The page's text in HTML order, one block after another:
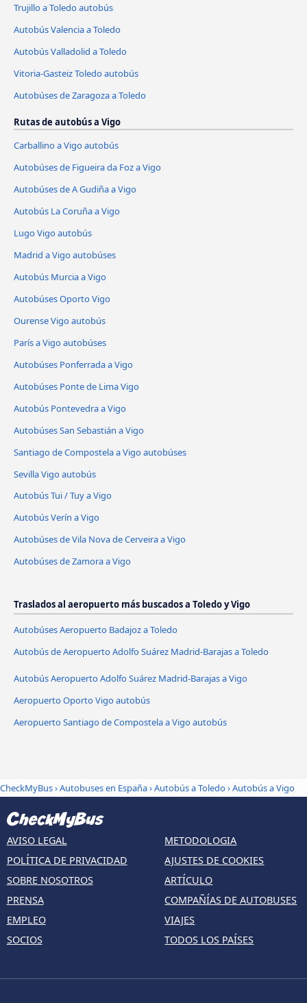
Trujillo a Toledo autobús
Autobús Valencia a Toledo
Autobús Valladolid a Toledo
Vitoria-Gasteiz Toledo autobús
Autobúses de Zaragoza a Toledo
Rutas de autobús a Vigo
Carballino a Vigo autobús
Autobúses de Figueira da Foz a Vigo
Autobúses de A Gudiña a Vigo
Autobús La Coruña a Vigo
Lugo Vigo autobús
Madrid a Vigo autobúses
Autobús Murcia a Vigo
Autobúses Oporto Vigo
Ourense Vigo autobús
París a Vigo autobúses
Autobúses Ponferrada a Vigo
Autobúses Ponte de Lima Vigo
Autobús Pontevedra a Vigo
Autobúses San Sebastián a Vigo
Santiago de Compostela a Vigo autobúses
Sevilla Vigo autobús
Autobús Tui / Tuy a Vigo
Autobús Verín a Vigo
Autobúses de Vila Nova de Cerveira a Vigo
Autobúses de Zamora a Vigo
Traslados al aeropuerto más buscados a Toledo y Vigo
Autobúses Aeropuerto Badajoz a Toledo
Autobús de Aeropuerto Adolfo Suárez Madrid-Barajas a Toledo
Autobús Aeropuerto Adolfo Suárez Madrid-Barajas a Vigo
Aeropuerto Oporto Vigo autobús
Aeropuerto Santiago de Compostela a Vigo autobús
CheckMyBus›Autobuses en España›Autobús a Toledo›Autobús a Vigo
AVISO LEGAL
POLÍTICA DE PRIVACIDAD
SOBRE NOSOTROS
PRENSA
EMPLEO
SOCIOS
METODOLOGIA
AJUSTES DE COOKIES
ARTÍCULO
COMPAÑÍAS DE AUTOBUSES
VIAJES
TODOS LOS PAÍSES